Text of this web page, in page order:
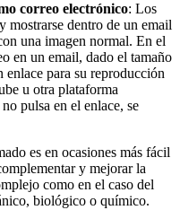
correo electrónico: Los
mostrarse dentro de un email
una imagen normal. En el
en un email, dado el tamaño
para su reproducción
u otra plataforma
pulsa en el enlace, se
es en ocasiones más fácil
y mejorar la
como en el caso del
biológico o químico.